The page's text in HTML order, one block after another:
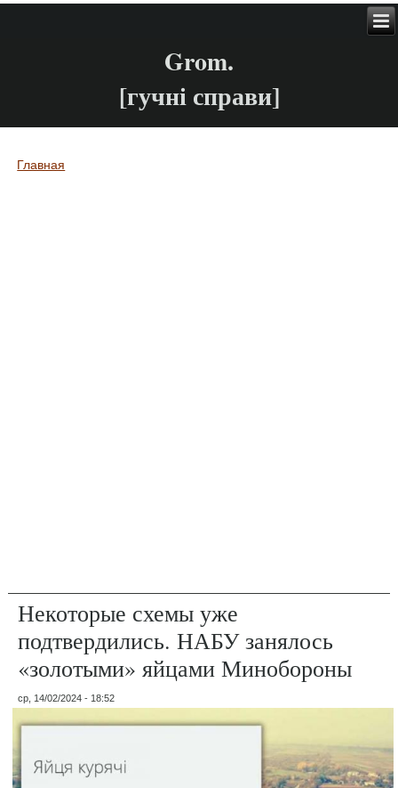
Grom.
[гучні справи]
Вы здесь
Главная
Некоторые схемы уже
подтвердились. НАБУ занялось
«золотыми» яйцами Минобороны
ср, 14/02/2024 - 18:52